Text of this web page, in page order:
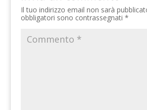
Il tuo indirizzo email non sarà
obbligatori sono contrassegnati*